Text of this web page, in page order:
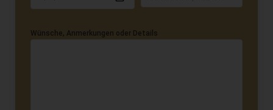
Wünsche, Anmerkungen oder Details